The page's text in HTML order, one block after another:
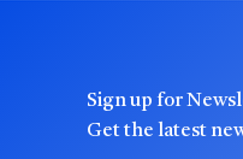
Sign up for
Get the latest